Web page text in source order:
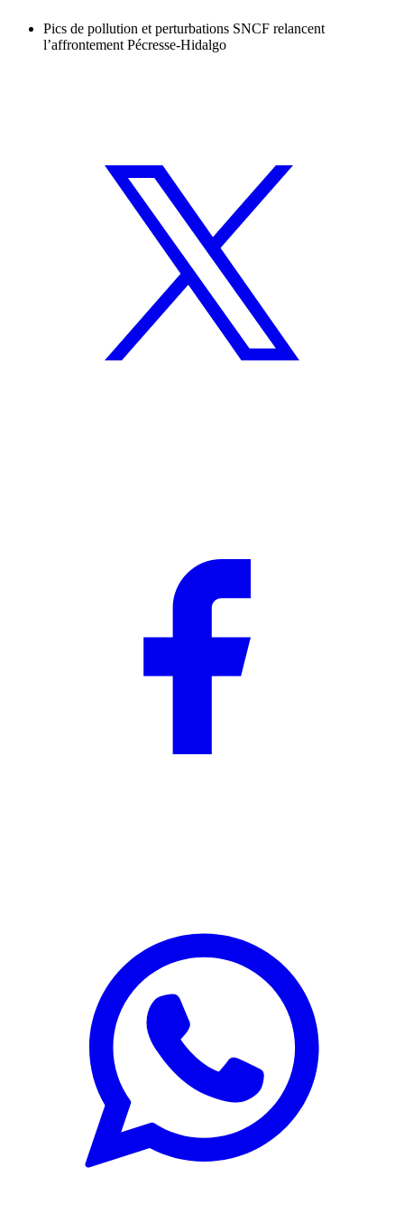
Pics de pollution et perturbations SNCF relancent
l’affrontement Pécresse-Hidalgo